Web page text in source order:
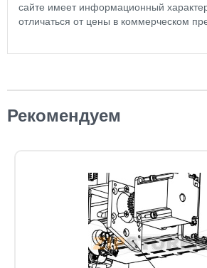
сайте имеет информационный
отличаться от цены в коммерческом
Рекомендуем